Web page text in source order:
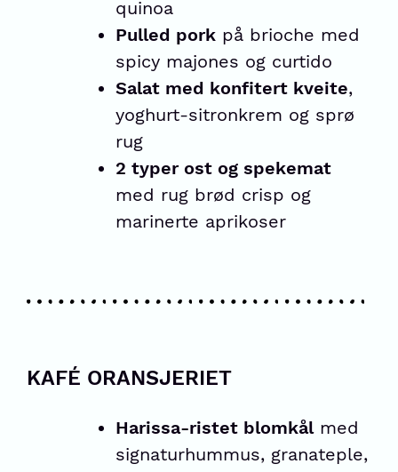
quinoa
Pulled pork på brioche med
spicy majones og curtido
Salat med konfitert kveite,
yoghurt-sitronkrem og sprø
rug
2 typer ost og spekemat
med rug brød crisp og
marinerte aprikoser
KAFÉ ORANSJERIET
Harissa-ristet blomkålmed
signaturhummus, granateple,